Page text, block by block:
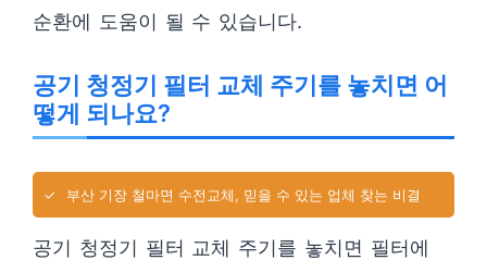
순환에 도움이 될 수 있습니다.
공기 청정기 필터 교체 주기를 놓치면 어
떻게 되나요?
✓ 부산 기장 철마면 수전교체, 믿을 수 있는 업체 찾는 비결
공기 청정기 필터 교체 주기를 놓치면 필터에